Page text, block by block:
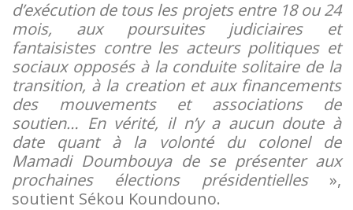
d’exécution de tous les projets entre 18 ou 24
mois, aux poursuites judiciaires et
fantaisistes contre les acteurs politiques et
sociaux opposés à la conduite solitaire de la
transition, à la creation et aux financements
des mouvements et associations de
soutien… En vérité, il n’y a aucun doute à
date quant à la volonté du colonel de
Mamadi Doumbouya de se présenter aux
prochaines élections présidentielles »,
soutient Sékou Koundouno.